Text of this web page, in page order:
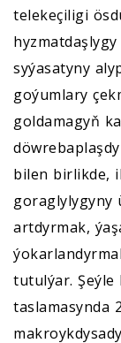
telekeçiligi
syýasatyny
goýumlary
goldamagyň
bilen birlikde,
goraglylygyny
artdyrmak,
tutulýar. Şeýle
taslamasynda